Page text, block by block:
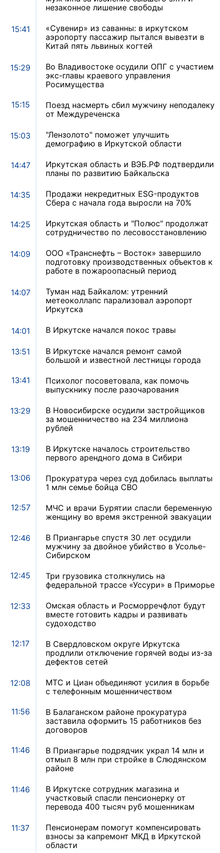
незаконное лишение свободы
15:41
«Сувенир» из саванны: в иркутском
аэропорту пассажир пытался вывезти в
Китай пять львиных когтей
15:29
Во Владивостоке осудили ОПГ с участием
экс-главы краевого управления
Росимущества
15:15
Поезд насмерть сбил мужчину неподалеку
от Междуреченска
15:03
"Лензолото" поможет улучшить
демографию в Иркутской области
14:47
Иркутская область и ВЭБ.РФ подтвердили
планы по развитию Байкальска
14:35
Продажи некредитных ESG-продуктов
Сбера с начала года выросли на 70%
14:25
Иркутская область и "Полюс" продолжат
сотрудничество по лесовосстановлению
14:09
ООО «Транснефть – Восток» завершило
подготовку производственных объектов к
работе в пожароопасный период
14:07
Туман над Байкалом: утренний
метеоколлапс парализовал аэропорт
Иркутска
14:01 В Иркутске начался покос травы
13:51
В Иркутске начался ремонт самой
большой и известной лестницы города
13:41
Психолог посоветовала, как помочь
выпускнику после разочарования
13:29
В Новосибирске осудили застройщиков
за мошенничество на 234 миллиона
рублей
13:19
В Иркутске началось строительство
первого арендного дома в Сибири
13:06
Прокуратура через суд добилась выплаты
1 млн семье бойца СВО
12:57
МЧС и врачи Бурятии спасли беременную
женщину во время экстренной эвакуации
12:46
В Приангарье спустя 30 лет осудили
мужчину за двойное убийство в Усолье-
Сибирском
12:45
Три грузовика столкнулись на
федеральной трассе «Уссури» в Приморье
12:33
Омская область и Росморречфлот будут
вместе готовить кадры и развивать
судоходство
12:17
В Свердловском округе Иркутска
продлили отключение горячей воды из-за
дефектов сетей
12:08
МТС и Циан объединяют усилия в борьбе
с телефонным мошенничеством
11:56
В Балаганском районе прокуратура
заставила оформить 15 работников без
договоров
11:46
В Приангарье подрядчик украл 14 млн и
отмыл 8 млн при стройке в Слюдянском
районе
11:46
В Иркутске сотрудник магазина и
участковый спасли пенсионерку от
перевода 400 тысяч руб мошенникам
11:37
Пенсионерам помогут компенсировать
взносы за капремонт МКД в Иркутской
области